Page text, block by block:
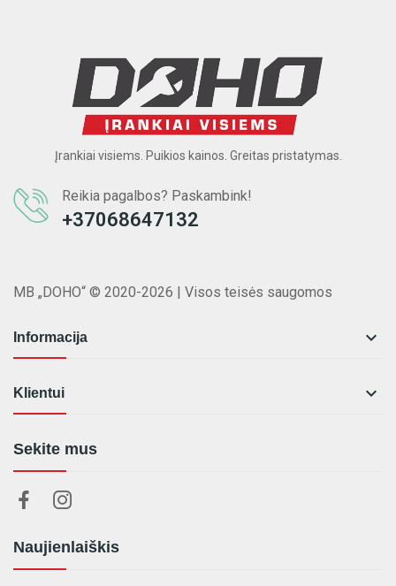
Įrankiai visiems. Puikios kainos. Greitas pristatymas.
Reikia pagalbos? Paskambink!
+37068647132
MB „DOHO“ © 2020-2026 | Visos teisės saugomos
Informacija 
Klientui 
Sekite mus
Naujienlaiškis